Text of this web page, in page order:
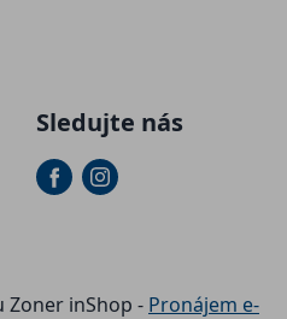
Sledujte nás
Zoner inShop - Pronájem e-